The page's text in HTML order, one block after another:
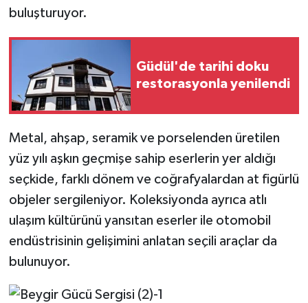
buluşturuyor.
Güdül'de tarihi doku
restorasyonla yenilendi
Metal, ahşap, seramik ve porselenden üretilen
yüz yılı aşkın geçmişe sahip eserlerin yer aldığı
seçkide, farklı dönem ve coğrafyalardan at figürlü
objeler sergileniyor. Koleksiyonda ayrıca atlı
ulaşım kültürünü yansıtan eserler ile otomobil
endüstrisinin gelişimini anlatan seçili araçlar da
bulunuyor.